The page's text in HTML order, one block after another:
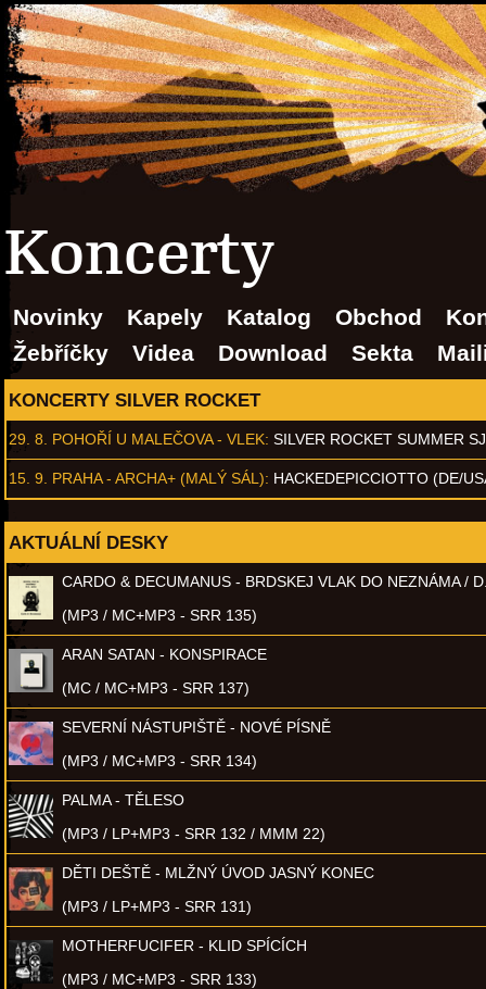
Koncerty
Novinky Kapely Katalog Obchod
Žebříčky
Videa Download Sekta
KONCERTY SILVER ROCKET
29. 8. POHOŘÍ U MALEČOVA - VLEK: SILVER ROCKET SUMMER
15. 9. PRAHA - ARCHA+ (MALÝ SÁL): HACKEDEPICCIOTTO (DE/
AKTUÁLNÍ DESKY
CARDO & DECUMANUS - BRDSKEJ VLAK DO NEZNÁMA /
(MP3 / MC+MP3 - SRR 135)
ARAN SATAN - KONSPIRACE
(MC / MC+MP3 - SRR 137)
SEVERNÍ NÁSTUPIŠTĚ - NOVÉ PÍSNĚ
(MP3 / MC+MP3 - SRR 134)
PALMA - TĚLESO
(MP3 / LP+MP3 - SRR 132 / MMM 22)
DĚTI DEŠTĚ - MLŽNÝ ÚVOD JASNÝ KONEC
(MP3 / LP+MP3 - SRR 131)
MOTHERFUCIFER - KLID SPÍCÍCH
(MP3 / MC+MP3 - SRR 133)